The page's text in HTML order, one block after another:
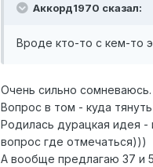
Аккорд1970 сказал:
Вроде кто-то с кем-то
Очень сильно сомневаюсь.
Вопрос в том - куда
Родилась дурацкая идея -
вопрос где отмечаться)))
А вообще предлагаю 37 и